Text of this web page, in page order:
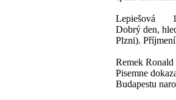
Lepiešová
Dobrý den,
Plzni).
Remek Ronald
Pisemne
Budapestu